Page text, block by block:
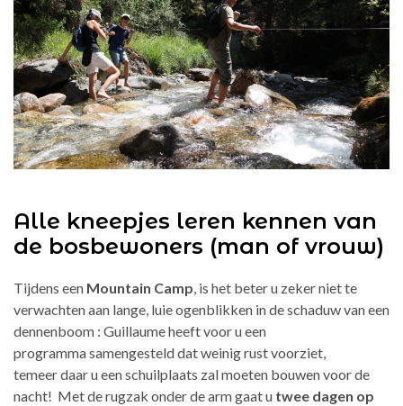
Alle kneepjes leren kennen van
de bosbewoners (man of vrouw)
Tijdens een Mountain Camp, is het beter u zeker niet te
verwachten aan lange, luie ogenblikken in deschaduw van een
dennenboom : Guillaumeheeft voor u een
programmasamengesteld dat weinig rust voorziet,
temeerdaar u een schuilplaats zal moeten bouwen voor de
nacht! Met de rugzak onder de arm gaat u twee dagen op